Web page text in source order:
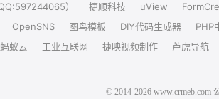
） 捷顺科技 uView
OpenSNS 图鸟模板 DIY代码生成器
PHP
蚁云 工业互联网 捷映视频制作 芦虎导航
© 2014-2026